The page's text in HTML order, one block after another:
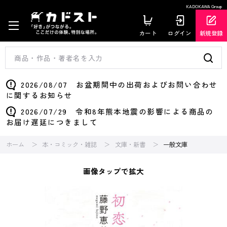
KADOKAWA Group
カート ログイン 新規登録
2026/08/07 お盆期間中の出荷およびお問い合わせ
に関するお知らせ
2026/07/29 令和8年熊本地震の影響による商品の
お届け遅延につきまして
ホーム 本・コミック・雑誌 文庫・新書 一般文庫
画像タップで拡大